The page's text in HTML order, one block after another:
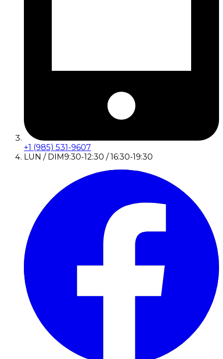
+1 (985) 531-9607
LUN / DIM9:30-12:30 / 16:30-19:30